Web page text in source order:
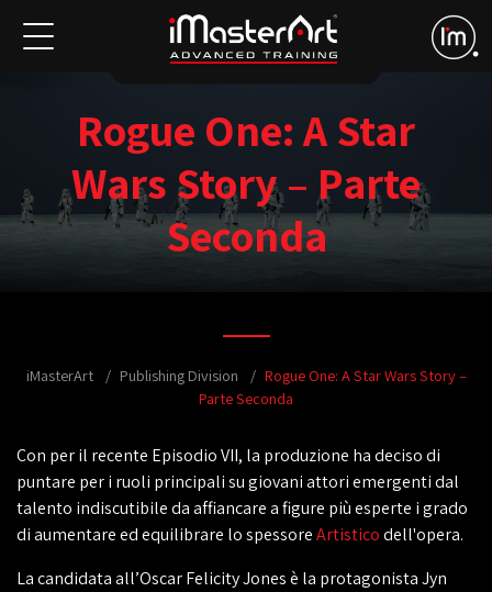
Rogue One: A Star
Wars Story – Parte
Seconda
iMasterArt Publishing Division
Rogue One: A Star Wars Story –
Parte Seconda
Con per il recente Episodio VII, la produzione ha deciso di
puntare per i ruoli principali su giovani attori emergenti dal
talento indiscutibile da affiancare a figure più esperte i grado
di aumentare ed equilibrare lo spessoreArtisticodell'opera.
La candidata all’Oscar Felicity Jones è la protagonista Jyn